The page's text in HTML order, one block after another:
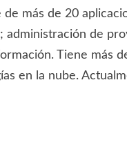
más de 20
de
Tiene más
en la nube.